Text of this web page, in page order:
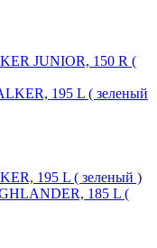
JUNIOR, 150 R (
195 L ( зеленый )